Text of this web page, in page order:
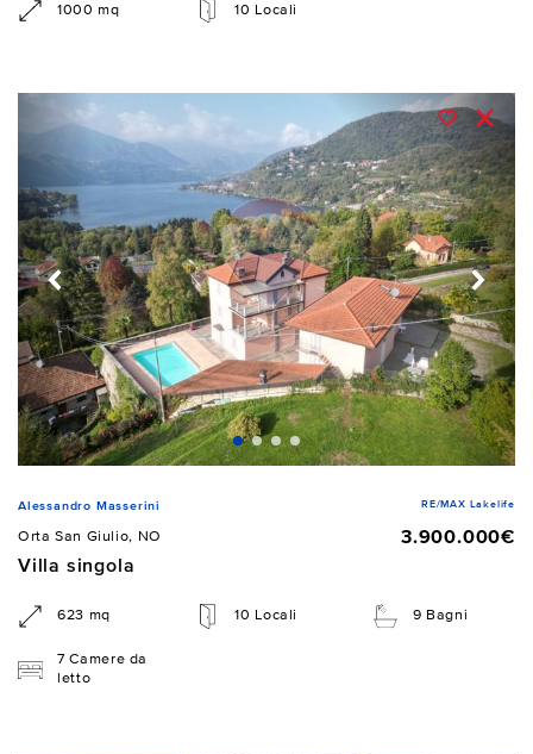
1000 mq 10 Locali
Alessandro Masserini RE/MAX Lakelife
Orta San Giulio, NO
3.900.000€
Villa singola
623 mq 10 Locali 9 Bagni
7 Camere da
letto